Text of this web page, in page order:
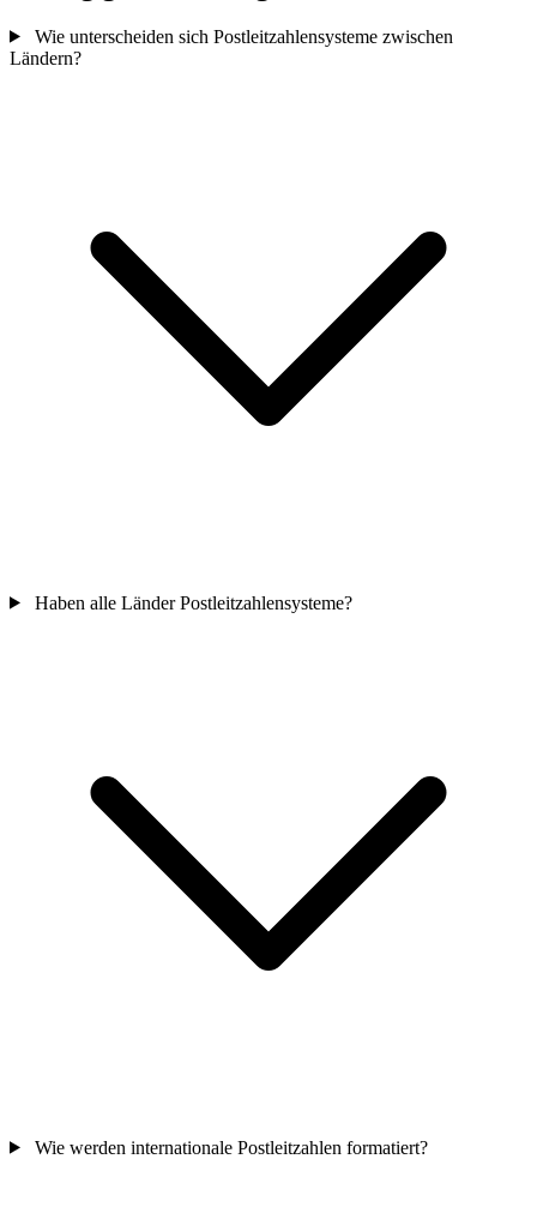
Wie unterscheiden sich Postleitzahlensysteme zwischen
Ländern?
Haben alle Länder Postleitzahlensysteme?
Wie werden internationale Postleitzahlen formatiert?